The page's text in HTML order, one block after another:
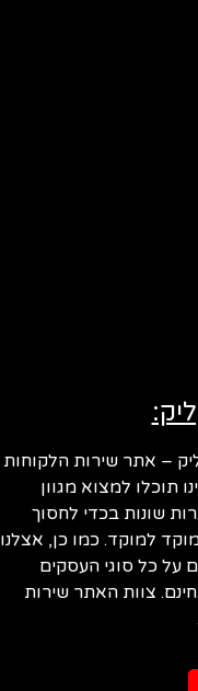
– אתר שירות הלקוחות
תוכלו למצוא מגוון
שונות בכדי לחסוך
למוקד. כמו כן, אצלנו
על כל סוגי העסקים
צוות האתר שירות